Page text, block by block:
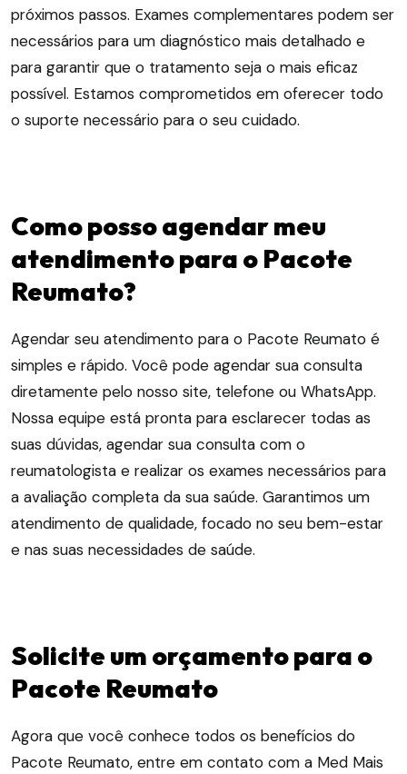
próximos passos. Exames complementares podem ser
necessários para um diagnóstico mais detalhado e
para garantir que o tratamento seja o mais eficaz
possível. Estamos comprometidos em oferecer todo
o suporte necessário para o seu cuidado.
Como posso agendar meu
atendimento para o Pacote
Reumato?
Agendar seu atendimento para o Pacote Reumato é
simples e rápido. Você pode agendar sua consulta
diretamente pelo nosso site, telefone ou WhatsApp.
Nossa equipe está pronta para esclarecer todas as
suas dúvidas, agendar sua consulta com o
reumatologista e realizar os exames necessários para
a avaliação completa da sua saúde. Garantimos um
atendimento de qualidade, focado no seu bem-estar
e nas suas necessidades de saúde.
Solicite um orçamento para o
Pacote Reumato
Agora que você conhece todos os benefícios do
Pacote Reumato, entre em contato com a Med Mais